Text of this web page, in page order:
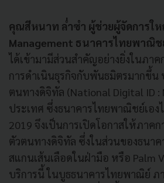
คุณสีหนาท ล่ำซำ ผู้ช่วยผู้จัดการใ
Management ธนาคารไทยพาณิช
ได้เข้ามามีส่วนสำคัญอย่างยิ่งในภา
การดำเนินธุรกิจกับพันธมิตรมากขึ้น
ตนทางดิจิทัล (National Digital ID
ประเทศ ซึ่งธนาคารไทยพาณิชย์เอง
2019 จึงเป็นการเปิดโอกาสให้ภาค
ตัวตนทางดิจิทัล ซึ่งในส่วนของธนา
สแกนเส้นเลือดในฝ่ามือ หรือ Palm
บริการนี้ ในบูธธนาคารไทยพาณิย์ ภ